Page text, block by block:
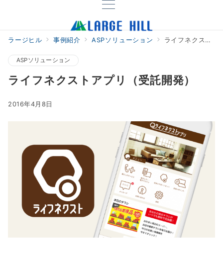
ラージヒル 事例紹介 ASPソリューション ライフネクストアプリ（受託開発）
ASPソリューション
ライフネクストアプリ（受託開発）
2016年4月8日